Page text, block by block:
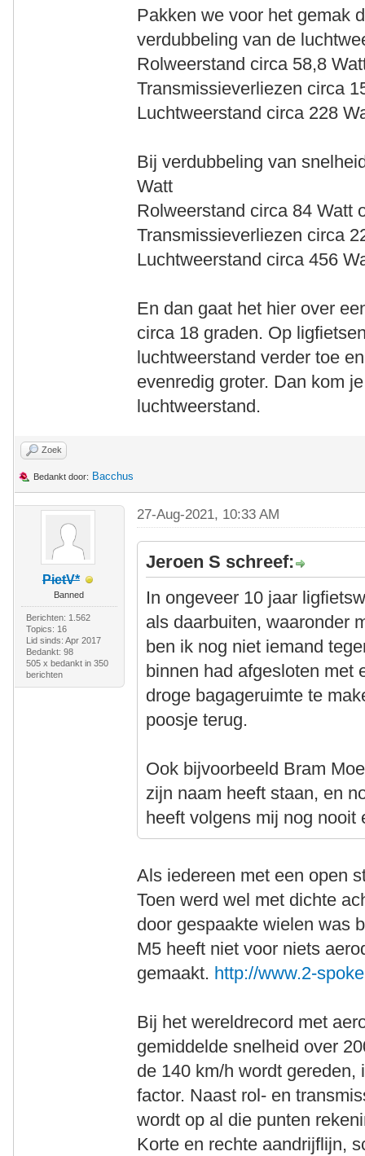
Pakken we voor het gemak
verdubbeling van de
Rolweerstand circa 58,8
Transmissieverliezen circa
Luchtweerstand circa 228
Bij verdubbeling van
Watt
Rolweerstand circa 84 Watt
Transmissieverliezen circa
Luchtweerstand circa 456
En dan gaat het hier over
circa 18 graden. Op
luchtweerstand verder toe
evenredig groter. Dan kom
luchtweerstand.
Zoek
Bedankt door: Bacchus
PietV*
Banned
Berichten: 1.562
Topics: 16
Lid sinds: Apr 2017
Bedankt: 98
505 x bedankt in 350
berichten
27-Aug-2021, 10:33 AM
Jeroen S schreef:
In ongeveer 10 jaar
als daarbuiten, waaronder
ben ik nog niet iemand
binnen had afgesloten met
droge bagageruimte te
poosje terug.
Ook bijvoorbeeld Bram
zijn naam heeft staan, en
heeft volgens mij nog
Als iedereen met een open
Toen werd wel met dichte
door gespaakte wielen was
M5 heeft niet voor niets
gemaakt. http://www.2-
Bij het wereldrecord met
gemiddelde snelheid over
de 140 km/h wordt
factor. Naast rol- en
wordt op al die punten
Korte en rechte aandrijflijn,